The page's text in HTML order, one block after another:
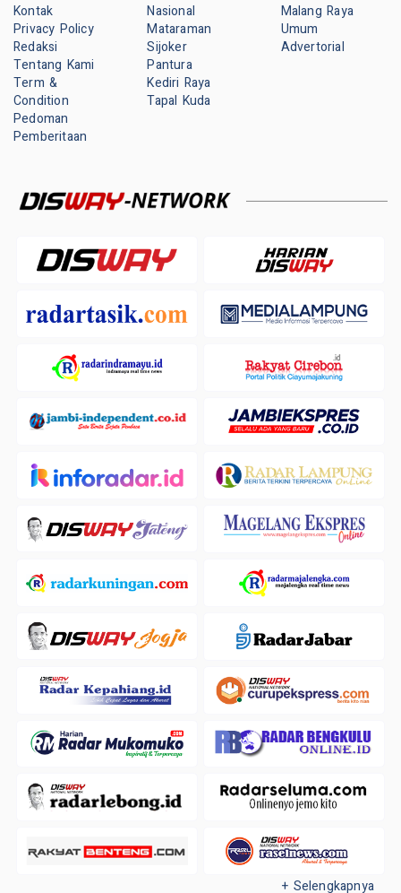
Kontak
Privacy Policy
Redaksi
Tentang Kami
Term &
Condition
Pedoman
Pemberitaan
Nasional
Mataraman
Sijoker
Pantura
Kediri Raya
Tapal Kuda
Malang Raya
Umum
Advertorial
+ Selengkapnya